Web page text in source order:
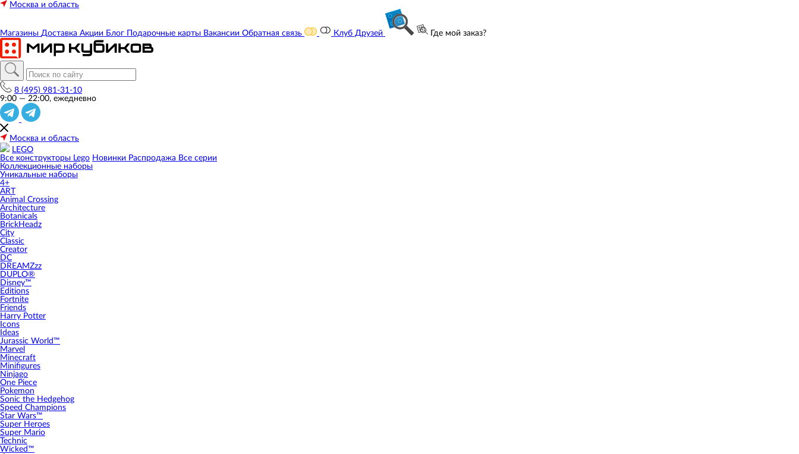
Москва и область
Магазины Доставка Акции Блог Подарочные карты Вакансии Обратная связь Клуб Друзей Где мой заказ?
8 (495) 981-31-10
9:00 — 22:00, ежедневно
Москва и область
LEGO
Все конструкторы Lego Новинки Распродажа Все серии
Коллекционные наборы
Уникальные наборы
4+
ART
Animal Crossing
Architecture
Botanicals
BrickHeadz
City
Classic
Creator
DC
DREAMZzz
DUPLO®
Disney™
Editions
Fortnite
Friends
Harry Potter
Icons
Ideas
Jurassic World™
Marvel
Minecraft
Minifigures
Ninjago
One Piece
Pokemon
Sonic the Hedgehog
Speed Champions
Star Wars™
Super Heroes
Super Mario
Technic
Wicked™